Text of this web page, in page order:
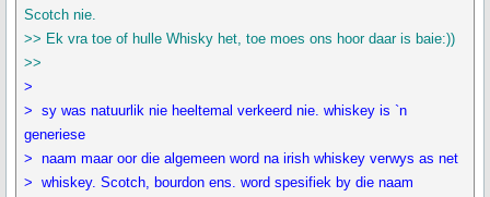
Scotch nie.
>> Ek vra toe of hulle Whisky het, toe moes ons hoor daar is baie:))
>>
>
> sy was natuurlik nie heeltemal verkeerd nie. whiskey is `n
generiese
> naam maar oor die algemeen word na irish whiskey verwys as net
> whiskey. Scotch, bourdon ens. word spesifiek by die naam